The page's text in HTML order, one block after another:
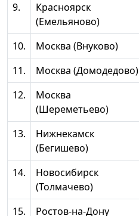
9.
Красноярск
(Емельяново)
10. Москва (Внуково)
11.
Москва (Домодедово)
12.
Москва
(Шереметьево)
13.
Нижнекамск
(Бегишево)
14.
Новосибирск
(Толмачево)
15.
Ростов-на-Дону